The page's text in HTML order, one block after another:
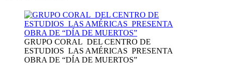
GRUPO CORAL DEL CENTRO DE
ESTUDIOS LAS AMÉRICAS PRESENTA
OBRA DE “DÍA DE MUERTOS”